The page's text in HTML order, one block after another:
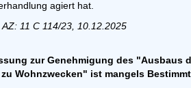
agiert hat.
11 C 114/23, 10.12.2025
zur Genehmigung des "Ausbaus
Wohnzwecken" ist mangels